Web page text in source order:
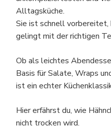
Alltagsküche.
Sie ist schnell
gelingt mit der richtigen
Ob als leichtes
Basis für Salate, Wraps
ist ein echter
Hier erfährst du, wie
nicht trocken wird.